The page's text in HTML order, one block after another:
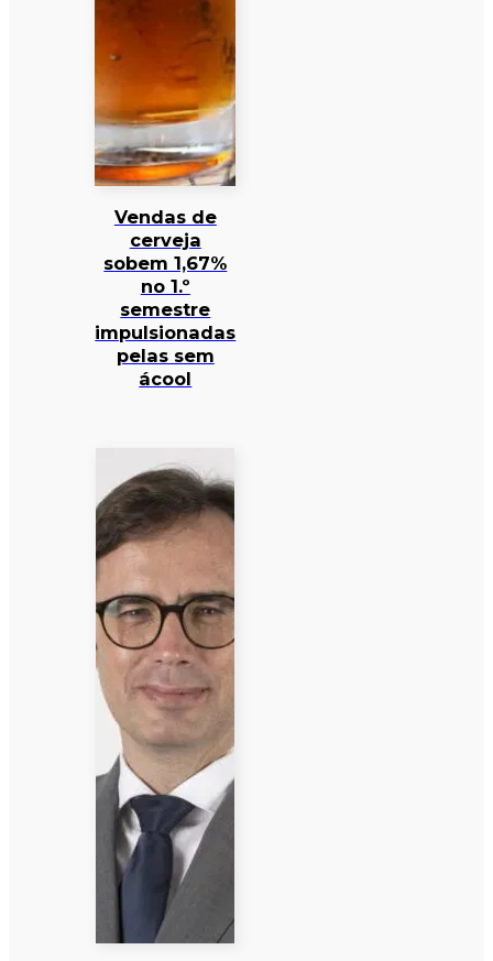
Vendas de
cerveja
sobem 1,67%
no 1.º
semestre
impulsionadas
pelas sem
ácool